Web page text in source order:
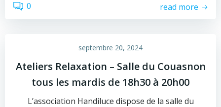
0 read more
septembre 20, 2024
Ateliers Relaxation – Salle du Couasnon
tous les mardis de 18h30 à 20h00
L’association Handiluce dispose de la salle du